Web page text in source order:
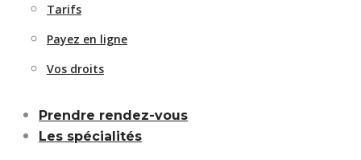
Tarifs
Payez en ligne
Vos droits
Prendre rendez-vous
Les spécialités